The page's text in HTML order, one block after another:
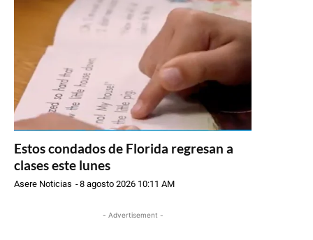
Estos condados de Florida regresan a
clases este lunes
Asere Noticias -8 agosto 2026 10:11 AM
- Advertisement -